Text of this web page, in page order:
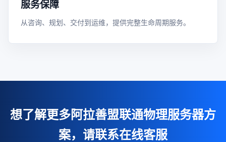
服务保障
从咨询、规划、交付到运维，提供完整生命周期服务。
想了解更多阿拉善盟联通物理服务器方
案，请联系在线客服